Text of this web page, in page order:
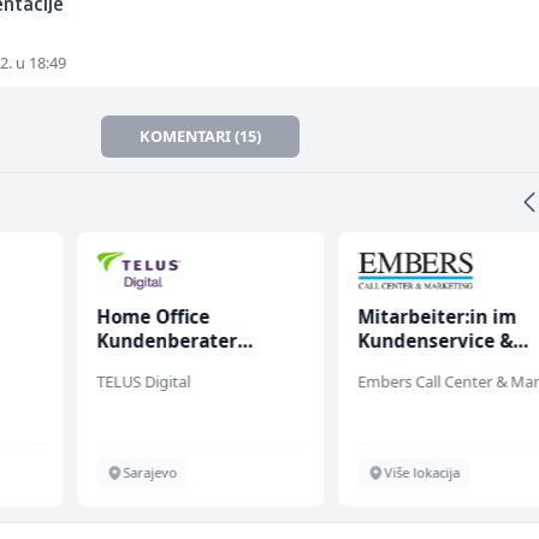
u 18:49
KOMENTARI (15)
Home Office
Kundenberater
TELUS Digital
Sarajevo
Mitarbeiter:in im
Kundenservice &
Više lokacija